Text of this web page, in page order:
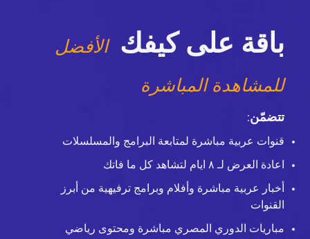
باقة على كيفك الأفضل
للمشاهدة المباشرة
تتضمّن:
قنوات عربية مباشرة لمتابعة البرامج والمسلسلات
اعادة العرض لـ ٨ ايام لتشاهد كل ما فاتك
أخبار عربية مباشرة وأفلام وبرامج ترفيهية من أبرز
القنوات
مباريات الدوري المصري مباشرة ومحتوى رياضي